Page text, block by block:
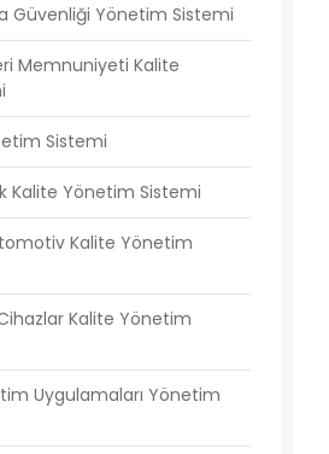
Güvenliği Yönetim Sistemi
Memnuniyeti Kalite
Sistemi
Kalite Yönetim Sistemi
Kalite Yönetim
Kalite Yönetim
Uygulamaları Yönetim